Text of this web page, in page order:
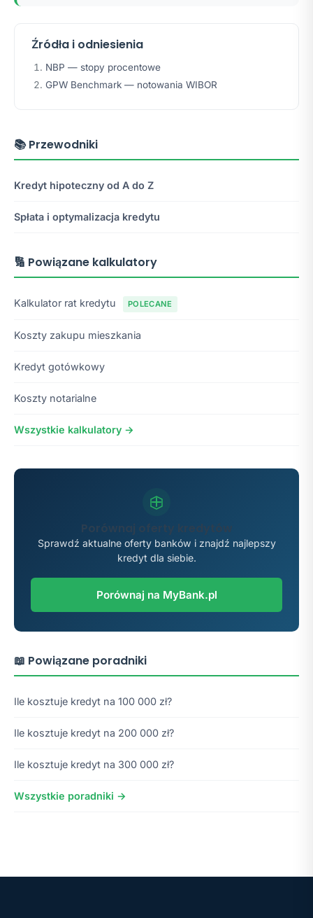
Źródła i odniesienia
NBP — stopy procentowe
GPW Benchmark — notowania WIBOR
📚 Przewodniki
Kredyt hipoteczny od A do Z
Spłata i optymalizacja kredytu
🔢 Powiązane kalkulatory
Kalkulator rat kredytu POLECANE
Koszty zakupu mieszkania
Kredyt gotówkowy
Koszty notarialne
Wszystkie kalkulatory →
Porównaj oferty kredytów
Sprawdź aktualne oferty banków i znajdź najlepszy
kredyt dla siebie.
Porównaj na MyBank.pl
📖 Powiązane poradniki
Ile kosztuje kredyt na 100 000 zł?
Ile kosztuje kredyt na 200 000 zł?
Ile kosztuje kredyt na 300 000 zł?
Wszystkie poradniki →